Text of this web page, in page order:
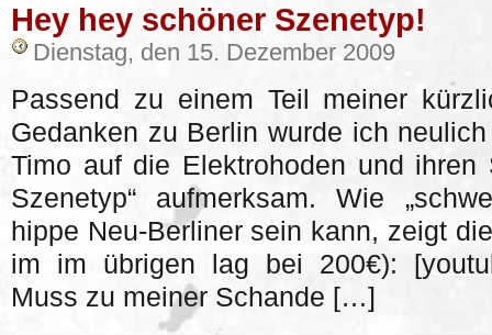
Hey hey schöner Szenetyp!
Dienstag, den 15. Dezember 2009
Passend zu einem Teil meiner
Gedanken zu Berlin wurde ich
Timo auf die Elektrohoden und ihren
Szenetyp“ aufmerksam. Wie
hippe Neu-Berliner sein kann, zeigt
im im übrigen lag bei 200€):
Muss zu meiner Schande […]